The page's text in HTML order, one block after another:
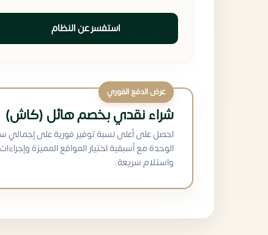
استفسر عن النظام
عرض الدفع الفوري
شراء نقدي بخصم هائل (كاش)
احصل على أعلى نسبة توفير فورية على إجمالي
الوحدة مع أسبقية اختيار المواقع المميزة
واستلام سريعة.